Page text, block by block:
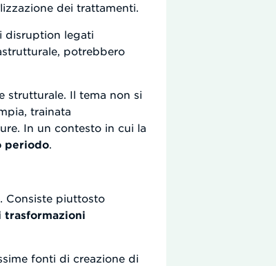
dei trattamenti.
disruption legati
potrebbero
strutturale. Il tema non si
trainata
In un contesto in cui la
periodo.
Consiste piuttosto
fonti di creazione di